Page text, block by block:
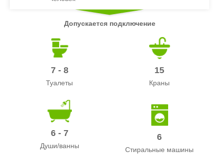
Допускается подключение
7 - 8
Туалеты
15
Краны
6 - 7
Души/ванны
6
Стиральные машины